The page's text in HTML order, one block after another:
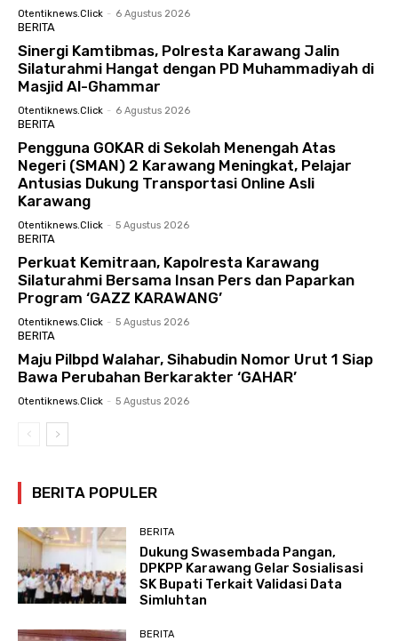
Otentiknews.click - 6 Agustus 2026
BERITA
Sinergi Kamtibmas, Polresta Karawang Jalin
Silaturahmi Hangat dengan PD Muhammadiyah di
Masjid Al-Ghammar
Otentiknews.click - 6 Agustus 2026
BERITA
Pengguna GOKAR di Sekolah Menengah Atas
Negeri (SMAN) 2 Karawang Meningkat, Pelajar
Antusias Dukung Transportasi Online Asli
Karawang
Otentiknews.click - 5 Agustus 2026
BERITA
Perkuat Kemitraan, Kapolresta Karawang
Silaturahmi Bersama Insan Pers dan Paparkan
Program ‘GAZZ KARAWANG’
Otentiknews.click - 5 Agustus 2026
BERITA
Maju Pilbpd Walahar, Sihabudin Nomor Urut 1 Siap
Bawa Perubahan Berkarakter ‘GAHAR’
Otentiknews.click - 5 Agustus 2026
BERITA POPULER
BERITA
Dukung Swasembada Pangan,
DPKPP Karawang Gelar Sosialisasi
SK Bupati Terkait Validasi Data
Simluhtan
BERITA